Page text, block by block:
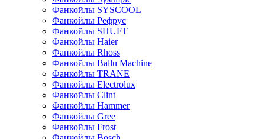
Фанкойлы SYSCOOL
Фанкойлы Рефрус
Фанкойлы SHUFT
Фанкойлы Haier
Фанкойлы Rhoss
Фанкойлы Ballu Machine
Фанкойлы TRANE
Фанкойлы Electrolux
Фанкойлы Clint
Фанкойлы Hammer
Фанкойлы Gree
Фанкойлы Frost